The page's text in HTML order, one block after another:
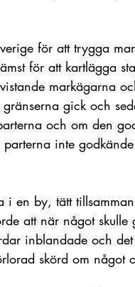
för att trygga
för att kartlägga
markägarna
gick och
och om den
inte
en by, tätt
att när något
inblandade och
skörd om något